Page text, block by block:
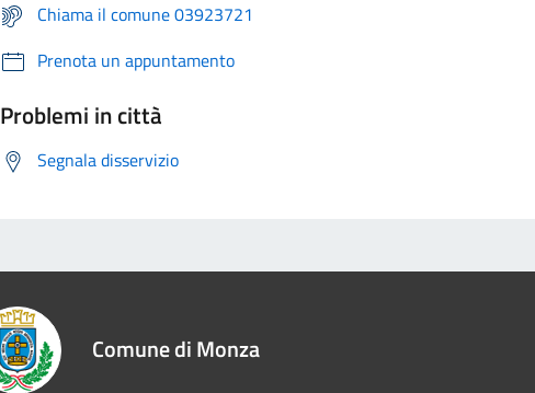
Chiama il comune 03923721
Prenota un appuntamento
Problemi in città
Segnala disservizio
Comune di Monza